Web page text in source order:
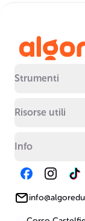
Strumenti
Risorse utili
Info